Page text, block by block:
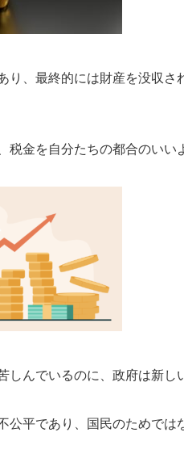
り、最終的には財産を没収
税金を自分たちの都合のいい
しんでいるのに、政府は新し
公平であり、国民のためでは